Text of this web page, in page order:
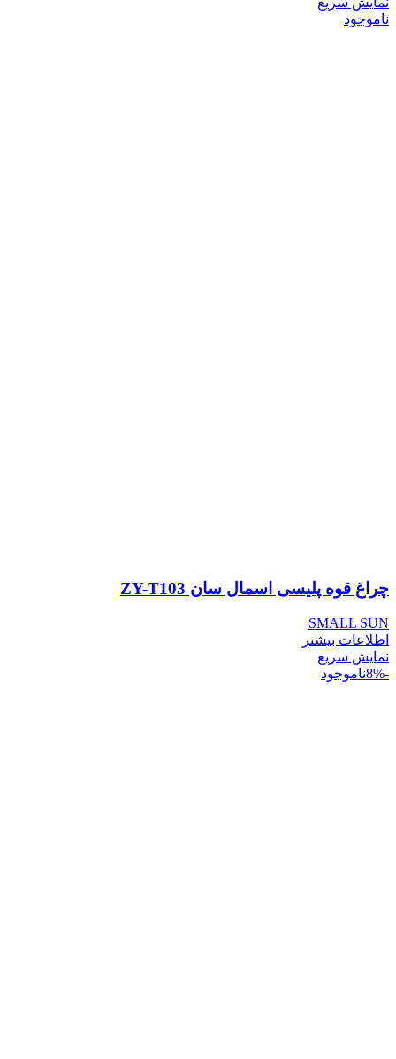
ناموجود
چراغ قوه پلیسی اسمال سان ZY-T103
SMALL SUN
اطلاعات بیشتر
نمایش سریع
-8%
ناموجود